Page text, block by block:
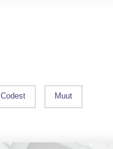
Codest Muut